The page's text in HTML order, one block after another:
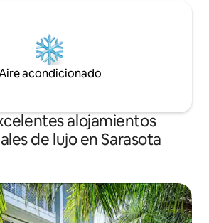
acondicionado
alojamientos
de lujo en Sarasota